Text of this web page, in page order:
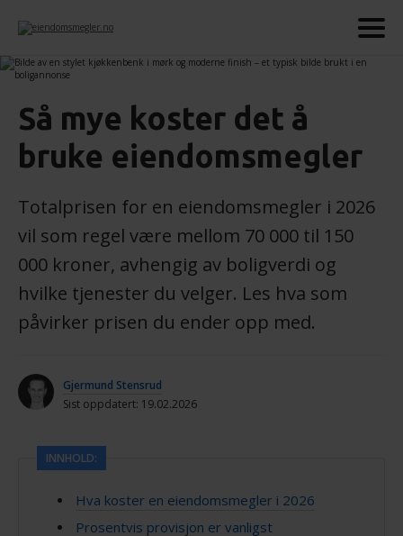
Så mye koster det å
bruke eiendomsmegler
Totalprisen for en eiendomsmegler i 2026
vil som regel være mellom 70 000 til 150
000 kroner, avhengig av boligverdi og
hvilke tjenester du velger. Les hva som
påvirker prisen du ender opp med.
Gjermund Stensrud
Sist oppdatert: 19.02.2026
INNHOLD:
Hva koster en eiendomsmegler i 2026
Prosentvis provisjon er vanligst